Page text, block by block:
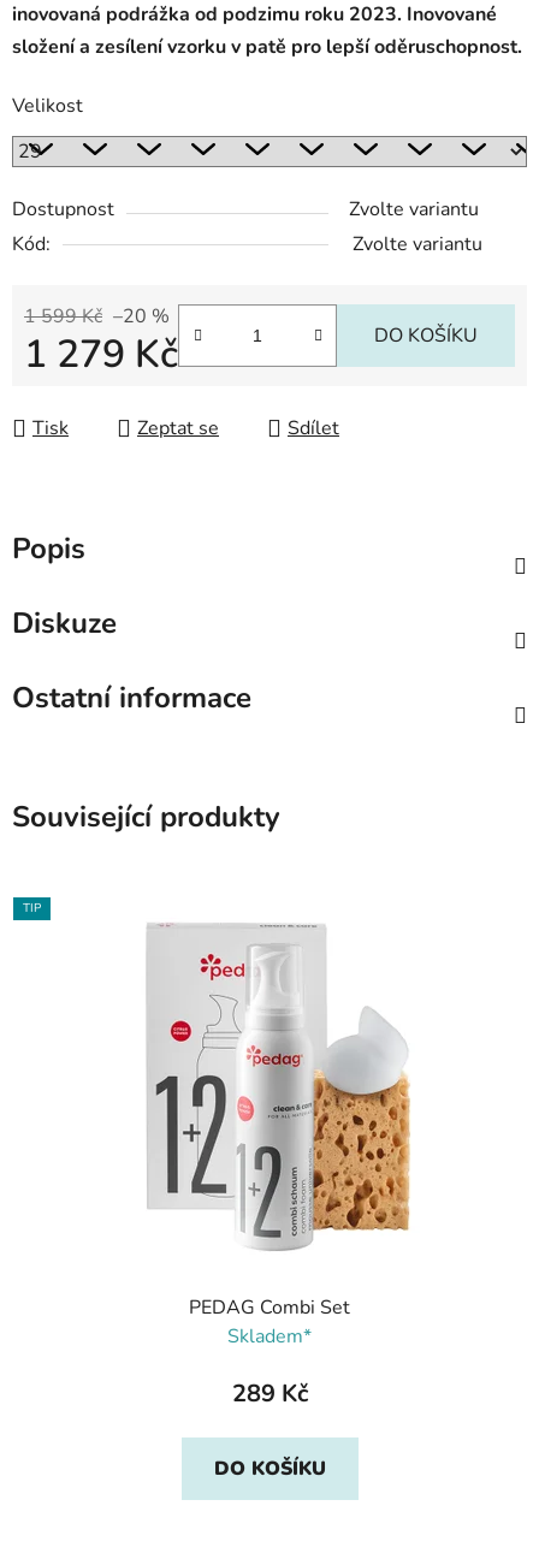
inovovaná podrážka od podzimu roku 2023. Inovované
složení a zesílení vzorku v patě pro lepší oděruschopnost.
Velikost
Dostupnost
Zvolte variantu
Kód:
Zvolte variantu
1 599 Kč –20 %
1 279 Kč DO KOŠÍKU
Tisk Zeptat se Sdílet
Popis
Diskuze
Ostatní informace
Související produkty
TIP
PEDAG Combi Set
Skladem*
289 Kč
DO KOŠÍKU